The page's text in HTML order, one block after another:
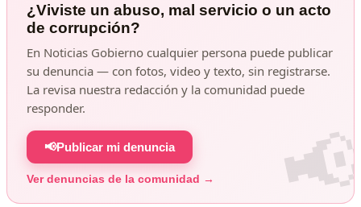
¿Viviste un abuso, mal servicio o un acto
de corrupción?
En Noticias Gobierno cualquier persona puede publicar
su denuncia — con fotos, video y texto, sin registrarse.
La revisa nuestra redacción y la comunidad puede
responder.
📢Publicar mi denuncia
Ver denuncias de la comunidad →